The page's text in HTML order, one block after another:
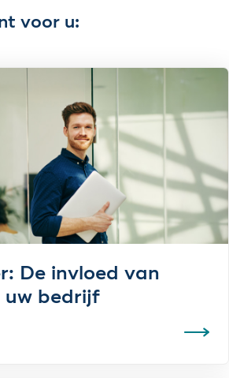
voor u:
De invloed van
uw bedrijf